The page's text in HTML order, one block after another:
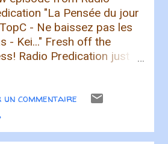
"La Pensée du jour
- Ne baissez pas les
- Kei..." Fresh off the
Radio Predication just
love their craft and
their listeners even more.
commentaire